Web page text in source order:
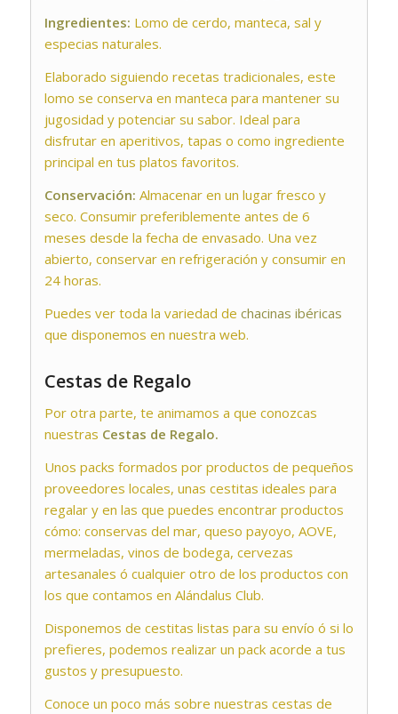
Ingredientes: Lomo de cerdo, manteca, sal y
especias naturales.
Elaborado siguiendo recetas tradicionales, este
lomo se conserva en manteca para mantener su
jugosidad y potenciar su sabor. Ideal para
disfrutar en aperitivos, tapas o como ingrediente
principal en tus platos favoritos.
Conservación: Almacenar en un lugar fresco y
seco. Consumir preferiblemente antes de 6
meses desde la fecha de envasado. Una vez
abierto, conservar en refrigeración y consumir en
24 horas.
Puedes ver toda la variedad de chacinas ibéricas
que disponemos en nuestra web.
Cestas de Regalo
Por otra parte, te animamos a que conozcas
nuestras Cestas de Regalo.
Unos packs formados por productos de pequeños
proveedores locales, unas cestitas ideales para
regalar y en las que puedes encontrar productos
cómo: conservas del mar, queso payoyo, AOVE,
mermeladas, vinos de bodega, cervezas
artesanales ó cualquier otro de los productos con
los que contamos en Alándalus Club.
Disponemos de cestitas listas para su envío ó si lo
prefieres, podemos realizar un pack acorde a tus
gustos y presupuesto.
Conoce un poco más sobre nuestras cestas de